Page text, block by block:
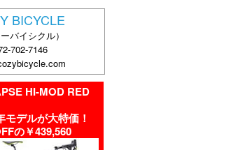
BICYCLE
ーバイシクル）
702-7146
HI-MOD RED
モデルが大特価！
の￥439,560